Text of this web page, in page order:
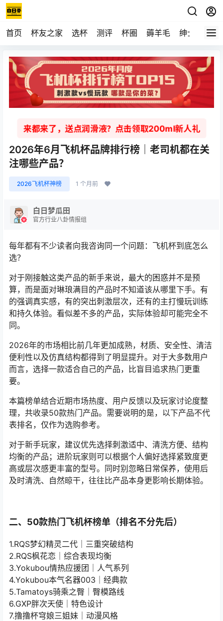
首页 杯友之家 选杯 测评 杯圈 薅羊毛 绅士 视频
来都来了，送点润滑液？点击领取200ml新人礼
2026年6月飞机杯品牌排行榜｜老司机都在关
注哪些产品？
2026飞机杯神榜 1 个月前
白日梦瓜田
官方行业八卦情报组
每年都有不少读者向我咨询同一个问题：飞机杯到底怎么
选？
对于刚接触这类产品的新手来说，最大的困惑并不是预
算，而是面对琳琅满目的产品时不知道该从哪里下手。有
的强调真实感，有的突出刺激层次，还有的主打慢玩训练
和持久体验。看似差不多的产品，实际体验却可能完全不
同。
2026年的市场相比前几年更加成熟，材质、安全性、清洁
便利性以及仿真结构都得到了明显提升。对于大多数用户
而言，选择一款适合自己的产品，比盲目追求热门更重
要。
本篇榜单结合近期市场热度、用户反馈以及玩家讨论度整
理，共收录50款热门产品。需要说明的是，以下产品不代
表排名，仅作为选购参考。
对于新手玩家，建议优先选择刺激适中、清洗方便、结构
均衡的产品；进阶玩家则可以根据个人偏好选择紧致度更
高或层次感更丰富的型号。同时别忽略日常保养，使用后
及时清洗、自然晾干，往往比产品本身更影响长期体验。
二、50款热门飞机杯榜单（排名不分先后）
1.RQS梦幻精灵二代｜三重突破结构
2.RQS枫花恋｜综合表现均衡
3.Yokubou情热应援团｜人气系列
4.Yokubou本气名器003｜经典款
5.Tamatoys骑乘之臀｜臀模路线
6.GXP胖次天使｜特色设计
7.撸撸杯穹娘三姐妹｜动漫风格